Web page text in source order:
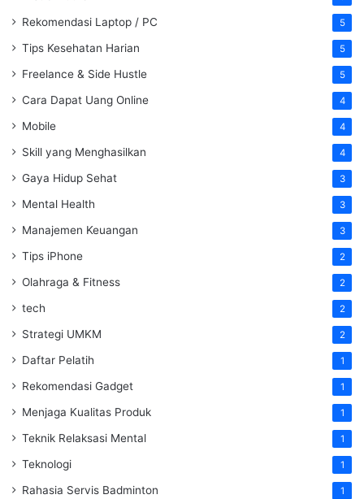
Rekomendasi Laptop / PC 5
Tips Kesehatan Harian 5
Freelance & Side Hustle 5
Cara Dapat Uang Online 4
Mobile 4
Skill yang Menghasilkan 4
Gaya Hidup Sehat 3
Mental Health 3
Manajemen Keuangan 3
Tips iPhone 2
Olahraga & Fitness 2
tech 2
Strategi UMKM 2
Daftar Pelatih 1
Rekomendasi Gadget 1
Menjaga Kualitas Produk 1
Teknik Relaksasi Mental 1
Teknologi 1
Rahasia Servis Badminton 1